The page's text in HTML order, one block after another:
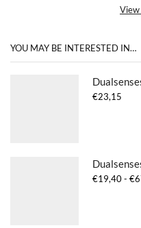
View
YOU MAY BE INTERESTED IN…
€23,15
€19,40- €